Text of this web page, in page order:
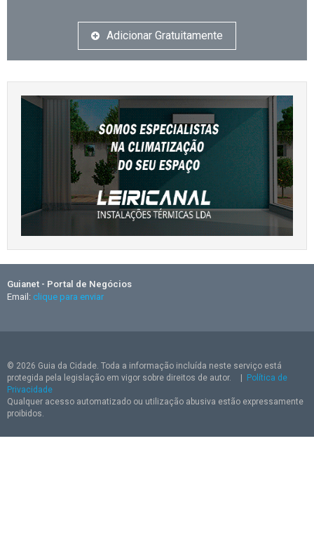
Adicionar Gratuitamente
Guianet - Portal de Negócios
Email: clique para enviar
© 2026 Guia da Cidade. Toda a informação incluída neste serviço está
protegida pela legislação em vigor sobre direitos de autor.
Política de
Privacidade
Qualquer acesso automatizado ou utilização abusiva estão expressamente
proibidos.